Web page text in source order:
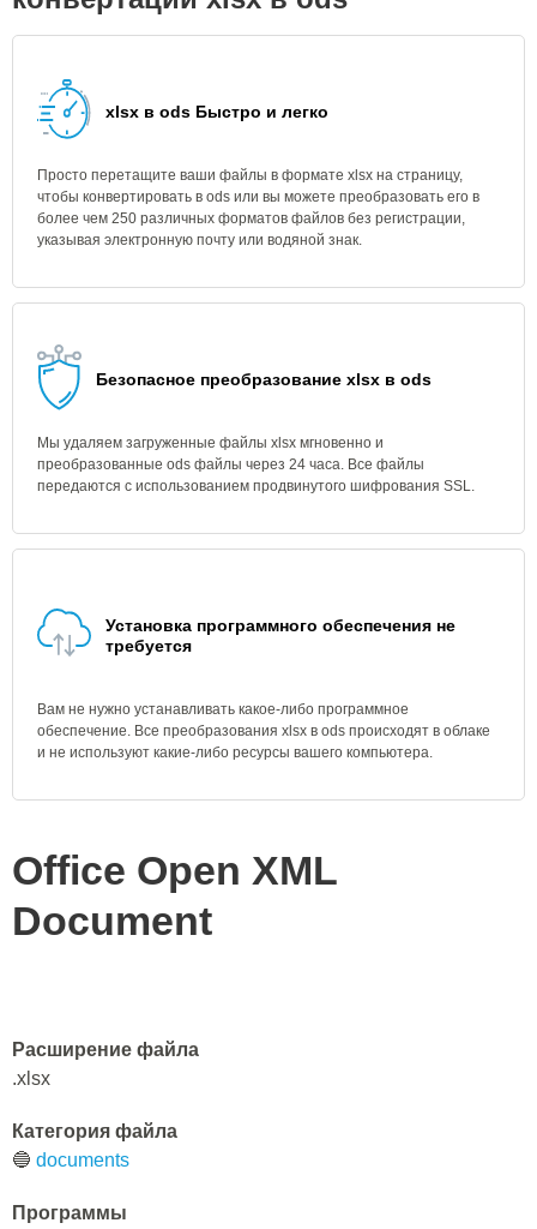
xlsx в ods Быстро и легко
Просто перетащите ваши файлы в формате xlsx на страницу,
чтобы конвертировать в ods или вы можете преобразовать его в
более чем 250 различных форматов файлов без регистрации,
указывая электронную почту или водяной знак.
Безопасное преобразование xlsx в ods
Мы удаляем загруженные файлы xlsx мгновенно и
преобразованные ods файлы через 24 часа. Все файлы
передаются с использованием продвинутого шифрования SSL.
Установка программного обеспечения не
требуется
Вам не нужно устанавливать какое-либо программное
обеспечение. Все преобразования xlsx в ods происходят в облаке
и не используют какие-либо ресурсы вашего компьютера.
Office Open XML
Document
Расширение файла
.xlsx
Категория файла
🔵 documents
Программы